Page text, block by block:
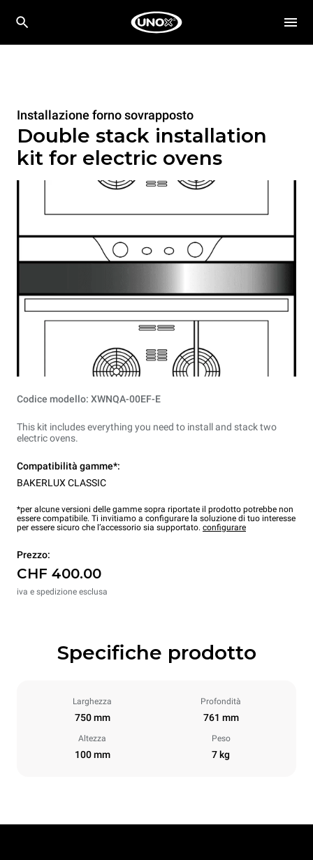
Installazione forno sovrapposto
Double stack installation
kit for electric ovens
Codice modello: XWNQA-00EF-E
This kit includes everything you need to install and stack two
electric ovens.
Compatibilità gamme*:
BAKERLUX CLASSIC
*per alcune versioni delle gamme sopra riportate il prodotto potrebbe non
essere compatibile. Ti invitiamo a configurare la soluzione di tuo interesse
per essere sicuro che l’accessorio sia supportato. configurare
Prezzo:
CHF 400.00
iva e spedizione esclusa
Specifiche prodotto
Larghezza
750 mm
Profondità
761 mm
Altezza
100 mm
Peso
7 kg